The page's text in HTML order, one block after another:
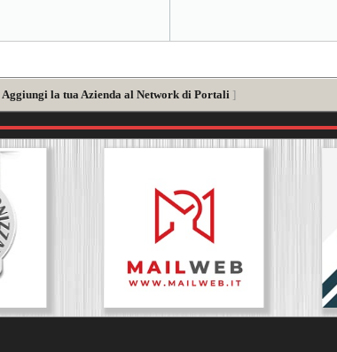
Aggiungi la tua Azienda al Network di Portali ]